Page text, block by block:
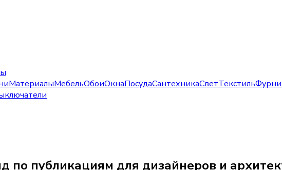
МатериалыМебельОбоиОкнаПосудаСантехникаСветТекстиль
по публикациям для дизайнеров и